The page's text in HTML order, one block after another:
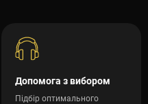
Допомога з вибором
Підбір оптимального